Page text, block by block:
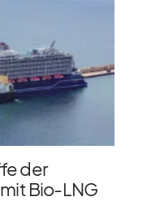
der
Bio-LNG